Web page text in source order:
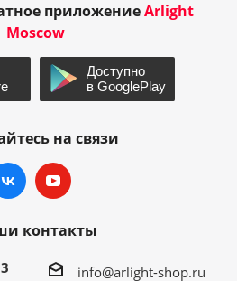
приложениеArlight
Moscow
на связи
контакты
info@arlight-shop.ru